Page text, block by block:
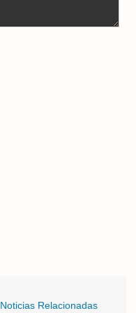
Noticias Relacionadas